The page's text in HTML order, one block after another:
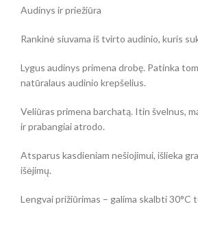
Audinys ir priežiūra
Rankinė siuvama iš tvirto audinio, kuris
Lygus audinys primena drobę. Patinka
natūralaus audinio krepšelius.
Veliūras primena barchatą. Itin švelnus,
ir prabangiai atrodo.
Atsparus kasdieniam nešiojimui, išlieka
išėjimų.
Lengvai prižiūrimas – galima skalbti 30°C